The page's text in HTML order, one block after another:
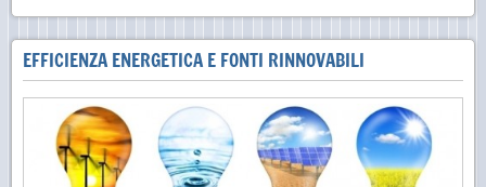
EFFICIENZA ENERGETICA E FONTI RINNOVABILI